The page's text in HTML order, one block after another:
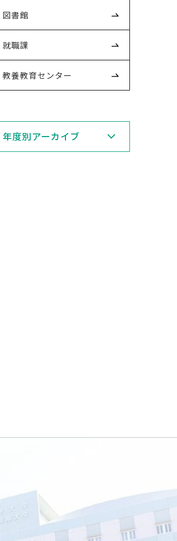
図書館
就職課
教養教育センター
年度別アーカイブ